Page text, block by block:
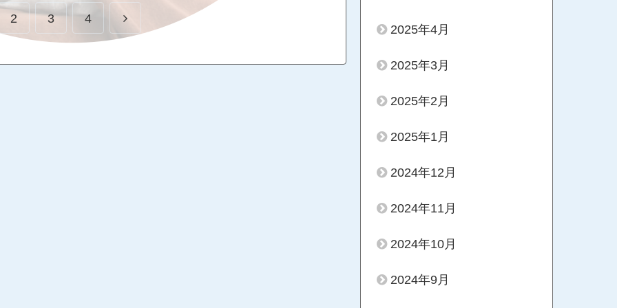
2 3 4
2025年4月
2025年3月
2025年2月
2025年1月
2024年12月
2024年11月
2024年10月
2024年9月